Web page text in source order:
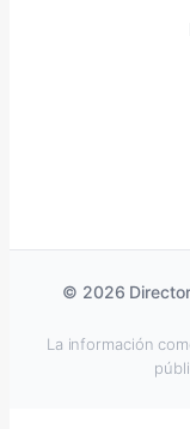
© 2026
La información